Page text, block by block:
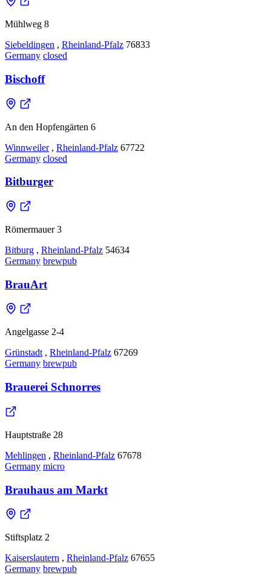
Mühlweg 8
Siebeldingen , Rheinland-Pfalz 76833
Germany closed
Bischoff
An den Hopfengärten 6
Winnweiler , Rheinland-Pfalz 67722
Germany closed
Bitburger
Römermauer 3
Bitburg , Rheinland-Pfalz 54634
Germany brewpub
BrauArt
Angelgasse 2-4
Grünstadt , Rheinland-Pfalz 67269
Germany brewpub
Brauerei Schnorres
Hauptstraße 28
Mehlingen , Rheinland-Pfalz 67678
Germany micro
Brauhaus am Markt
Stiftsplatz 2
Kaiserslautern , Rheinland-Pfalz 67655
Germany brewpub